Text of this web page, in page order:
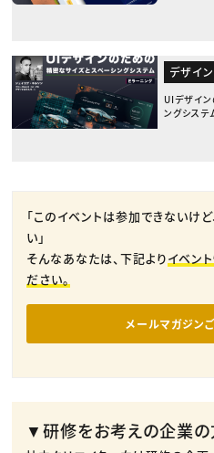
デザイ
UIデザイ
ングシス
「このイベントは参加できないけ
い」
そんなあなたは、下記よりイベン
ださい。
メールマガジン
▼研修をお考えの企業